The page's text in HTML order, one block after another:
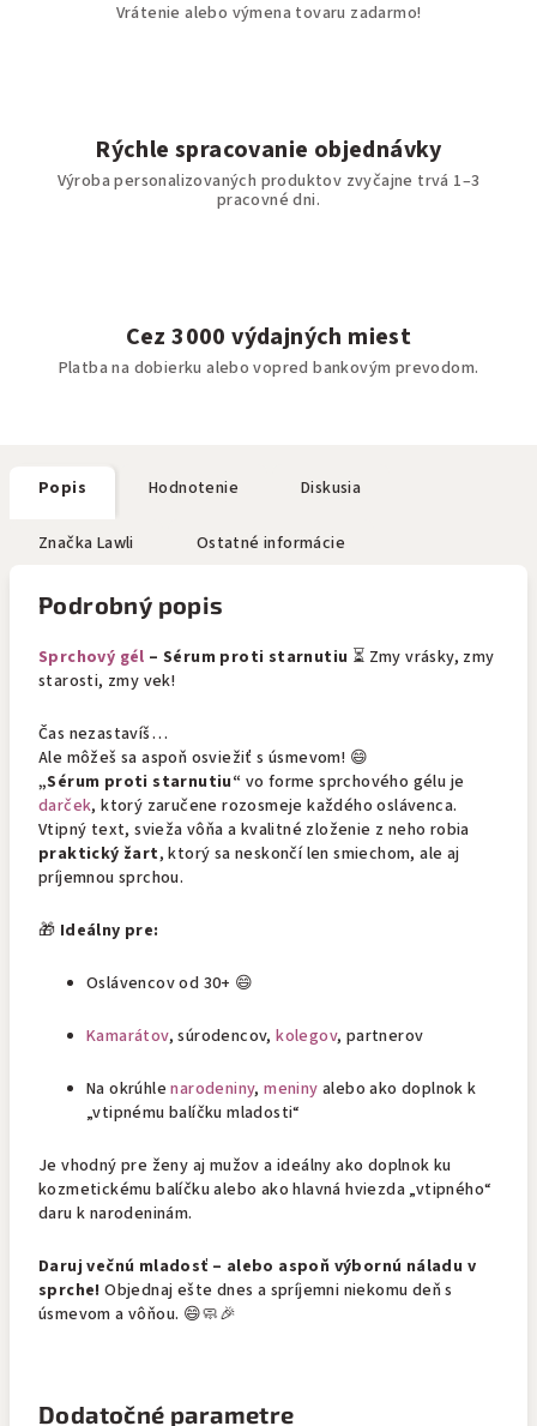
Vrátenie alebo výmena tovaru zadarmo!
Rýchle spracovanie objednávky
Výroba personalizovaných produktov zvyčajne trvá 1–3
pracovné dni.
Cez 3000 výdajných miest
Platba na dobierku alebo vopred bankovým prevodom.
Popis Hodnotenie Diskusia
Značka Lawli Ostatné informácie
Podrobný popis
Sprchový gél – Sérum proti starnutiu ⏳ Zmy vrásky, zmy
starosti, zmy vek!
Čas nezastavíš…
Ale môžeš sa aspoň osviežiť s úsmevom! 😄
„Sérum proti starnutiu“ vo forme sprchového gélu je
darček, ktorý zaručene rozosmeje každého oslávenca.
Vtipný text, svieža vôňa a kvalitné zloženie z neho robia
praktický žart, ktorý sa neskončí len smiechom, ale aj
príjemnou sprchou.
🎁 Ideálny pre:
Oslávencov od 30+ 😄
Kamarátov, súrodencov,kolegov, partnerov
Na okrúhle narodeniny,meniny alebo ako doplnok k
„vtipnému balíčku mladosti“
Je vhodný pre ženy aj mužov a ideálny ako doplnok ku
kozmetickému balíčku alebo ako hlavná hviezda „vtipného“
daru k narodeninám.
Daruj večnú mladosť – alebo aspoň výbornú náladu v
sprche! Objednaj ešte dnes a spríjemni niekomu deň s
úsmevom a vôňou. 😄🧼🎉
Dodatočné parametre